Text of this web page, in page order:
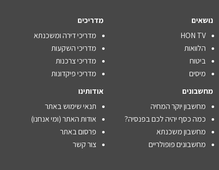
נושאים
HON TV
הלוואות
ביטוח
מיסים
מדריכים
מדריכי דירה ומשכנתא
מדריכי השקעות
מדריכי צרכנות
מדריכי פיקדונות
מחשבונים
מחשבון יוקר המחיה
כמה כסף יהיה לכם בפנסיה?
מחשבון משכנתא
מחשבונים פופולריים
אודותינו
תנאי שימוש באתר
אודות האתר (ומי אנחנו)
פרסום באתר
צור קשר